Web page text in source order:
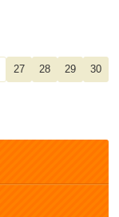
27 28 29 30